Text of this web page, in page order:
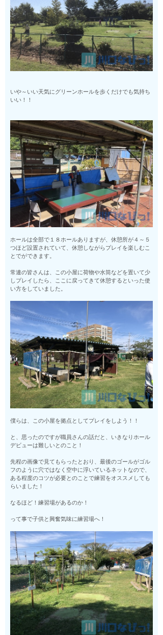
いや～いい天気にグリーンホールを歩くだけでも気持ち
いい！！
ホールは全部で１８ホールありますが、休憩所が４～５
つほど設置されていて、休憩しながらプレイを楽しむこ
とでができます。
常連の皆さんは、この小屋に荷物や水筒などを置いて少
しプレイしたら、ここに戻ってきて休憩するといった使
い方をしていました。
僕らは、この小屋を拠点としてプレイをしよう！！
と、思ったのですが職員さんの話だと、いきなりホール
デビューは難しいとのこと！
先程の画像で見てもらったとおり、最後のゴールがゴル
フのように穴ではなく空中に浮いているネットなので、
ある程度のコツが必要とのことで練習をオススメしても
らいました！
なるほど！練習場があるのか！
って事で子供と興奮気味に練習場へ！